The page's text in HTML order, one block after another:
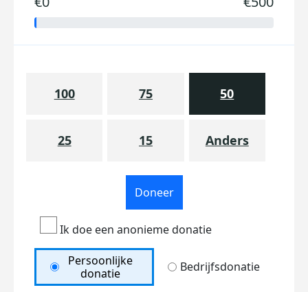
100 75 50
25 15 Anders
Doneer
Ik doe een anonieme donatie
Persoonlijke
donatie
Bedrijfsdonatie